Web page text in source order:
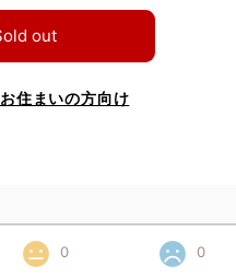
out
住まいの方向け
0 0